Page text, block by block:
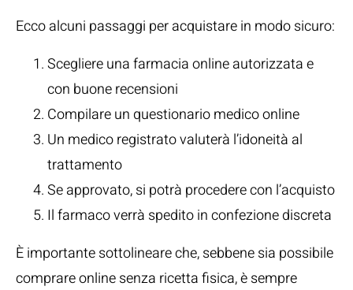
Ecco alcuni passaggi per acquistare in modo sicuro:
Scegliere una farmacia online autorizzata e
con buone recensioni
Compilare un questionario medico online
Un medico registrato valuterà l’idoneità al
trattamento
Se approvato, si potrà procedere con l’acquisto
Il farmaco verrà spedito in confezione discreta
È importante sottolineare che, sebbene sia possibile
comprare online senza ricetta fisica, è sempre